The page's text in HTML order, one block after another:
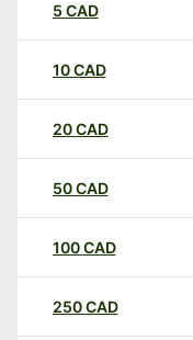
5 CAD
10CAD
20CAD
50CAD
100CAD
250CAD